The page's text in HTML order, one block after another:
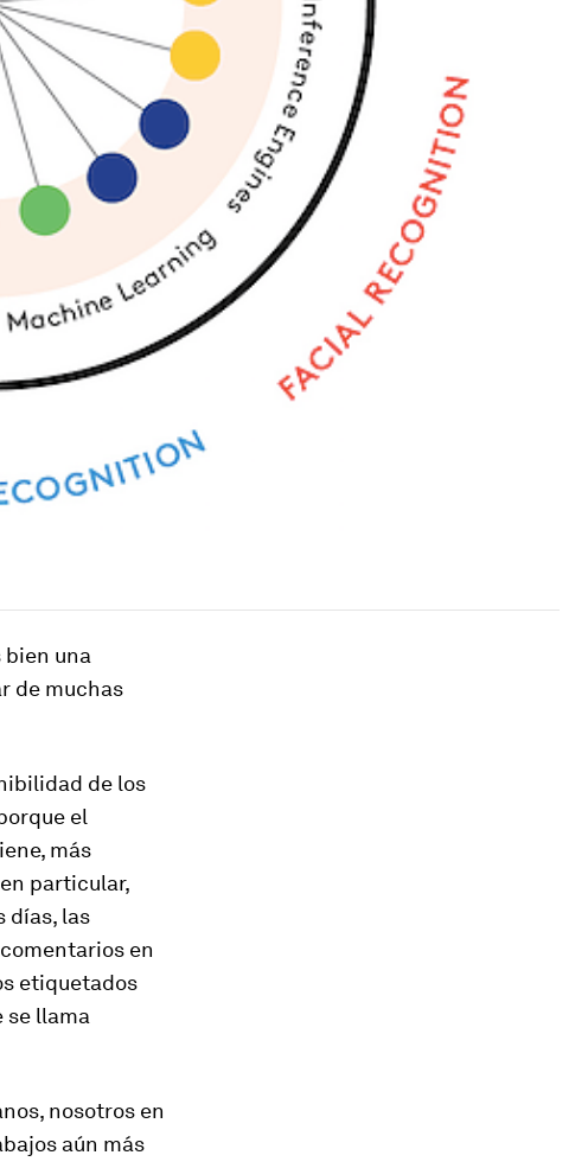
una
de muchas
de los
el
más
particular,
días, las
en
etiquetados
se llama
nosotros en
aún más